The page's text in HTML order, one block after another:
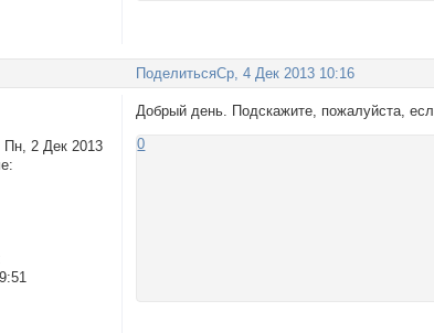
ПоделитьсяСр, 4 Дек 2013 10:16
Пн, 2 Дек 2013
Добрый день. Подскажите, пожалуйста,
0